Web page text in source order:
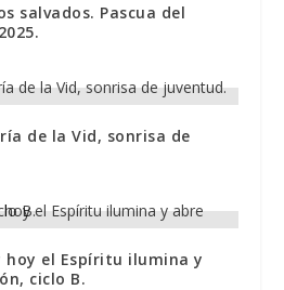
salvados. Pascua del
de la Vid, sonrisa de
hoy el Espíritu ilumina y
ciclo B.